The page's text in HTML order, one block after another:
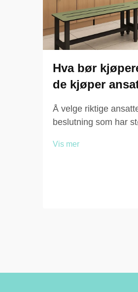
Hva bør
de kjøper
Å velge riktige
beslutning som har
opprinnelig antar.
Vis mer